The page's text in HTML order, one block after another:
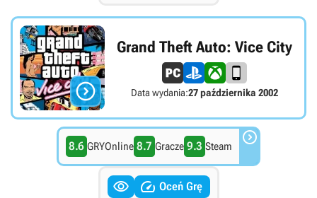

Grand Theft Auto: Vice City
Data wydania:27 października 2002
8.6 GRYOnline 8.7 Gracze 9.3 Steam 
  Oceń Grę